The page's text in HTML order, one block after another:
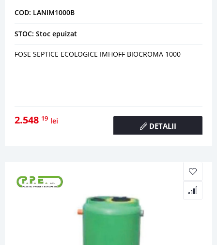
COD: LANIM1000B
STOC: Stoc epuizat
FOSE SEPTICE ECOLOGICE IMHOFF BIOCROMA 1000
2.548 19 lei
DETALII